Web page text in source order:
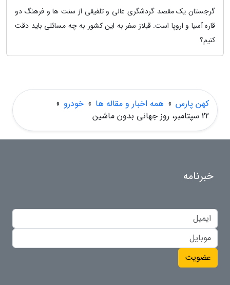
گرجستان یک مقصد گردشگری عالی و تلفیقی از سنت ها و فرهنگ دو
قاره آسیا و اروپا است. قبلاز سفر به این کشور به چه مسائلی باید دقت
کنیم؟
کهن پارس » همه اخبار و مقاله ها » خودرو »
22 سپتامبر، روز جهانی بدون ماشین
خبرنامه
عضویت